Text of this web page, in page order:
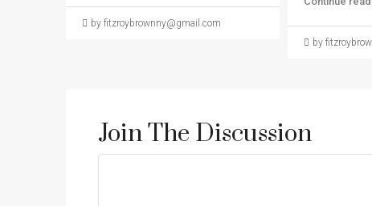
by fitzroybrownny@gmail.com
by
Join The Discussion